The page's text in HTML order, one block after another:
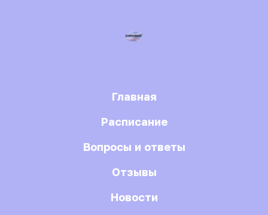
Главная
Расписание
Вопросы и ответы
Отзывы
Новости